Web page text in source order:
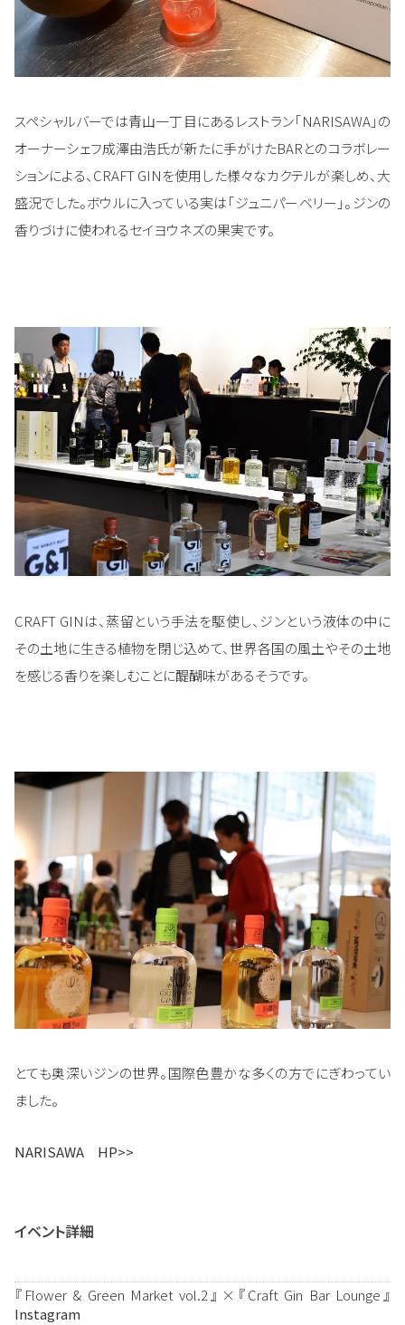
スペシャルバーでは青山一丁目にあるレストラン「NARISAWA」の
オーナーシェフ成澤由浩氏が新たに手がけたBARとのコラボレー
ションによる、CRAFT GINを使用した様々なカクテルが楽しめ、大
盛況でした。ボウルに入っている実は「ジュニパーベリー」。ジンの
香りづけに使われるセイヨウネズの果実です。
CRAFT GINは、蒸留という手法を駆使し、ジンという液体の中に
その土地に生きる植物を閉じ込めて、世界各国の風土やその土地
を感じる香りを楽しむことに醍醐味があるそうです。
とても奥深いジンの世界。国際色豊かな多くの方でにぎわってい
ました。
NARISAWA HP>>
イベント詳細
『Flower & Green Market vol.2』×『Craft Gin Bar Lounge』
Instagram